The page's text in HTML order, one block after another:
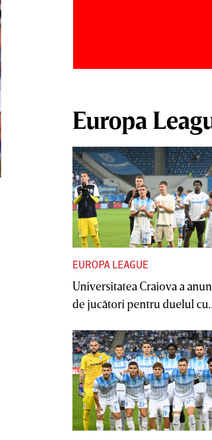
Europa
EUROPA LEAGUE
Universitatea Craiova a
de jucători pentru duelul